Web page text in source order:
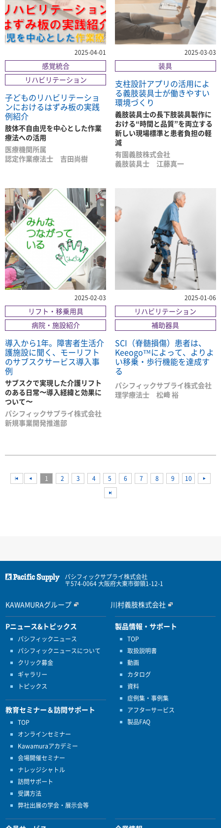
2025-04-01
感覚統合
リハビリテーション
子どものリハビリテーショ
ンにおけるはずみ板の実践
例紹介
肢体不自由児を中心とした作業
療法への活用
医療機関所属
認定作業療法士 吉田尚樹
2025-03-03
装具
支柱設計アプリの活用によ
る義肢装具士が働きやすい
環境づくり
義肢装具士の長下肢装具製作に
おける“時間と品質”を両立する
新しい現場標準と患者負担の軽
減
有園義肢株式会社
義肢装具士 江藤真一
2025-02-03
リフト・移乗用具
病院・施設紹介
導入から1年。障害者生活介
護施設に聞く、モーリフト
のサブスクサービス導入事
例
サブスクで実現した介護リフト
のある日常〜導入経緯と効果に
ついて〜
パシフィックサプライ株式会社
新規事業開発推進部
2025-01-06
リハビリテーション
補助器具
SCI（脊髄損傷）患者は、
Keeogo™によって、よりよ
い移乗・歩行機能を達成す
る
パシフィックサプライ株式会社
理学療法士 松﨑 裕
<< 1 2 3 4 5 6 7 8 9 10
パシフィックサプライ株式会社
〒574-0064 大阪府大東市御領1-12-1
KAWAMURAグループ 川村義肢株式会社
Pニュース&トピックス
パシフィックニュース
パシフィックニュースについて
クリック募金
ギャラリー
トピックス
教育セミナー＆訪問サポート
TOP
オンラインセミナー
Kawamuraアカデミー
会場開催セミナー
ナレッジシャトル
訪問サポート
受講方法
弊社出展の学会・展示会等
製品情報・サポート
TOP
取扱説明書
動画
カタログ
資料
症例集・事例集
アフターサービス
製品FAQ